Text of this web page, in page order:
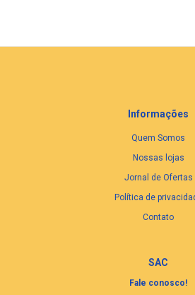
Informações
Quem Somos
Nossas lojas
Jornal de Ofertas
Política de
Contato
SAC
Fale conosco!